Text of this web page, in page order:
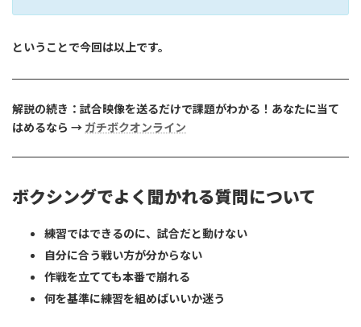
ということで今回は以上です。
解説の続き：試合映像を送るだけで課題がわかる！あなたに当て
はめるなら → ガチボクオンライン
ボクシングでよく聞かれる質問について
練習ではできるのに、試合だと動けない
自分に合う戦い方が分からない
作戦を立てても本番で崩れる
何を基準に練習を組めばいいか迷う